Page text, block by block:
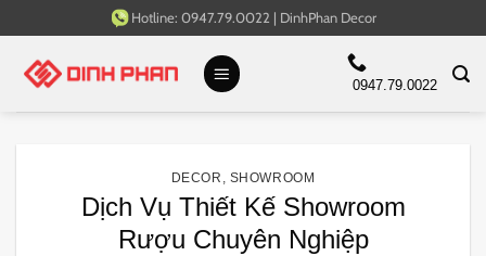
qua
Hotline: 0947.79.0022 | DinhPhan Decor
0947.79.0022
DECOR SHOWROOM
Dịch Vụ Thiết Kế Showroom
Rượu Chuyên Nghiệp